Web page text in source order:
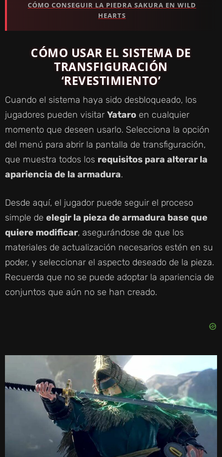
CÓMO CONSEGUIR LA PIEDRA SAKURA EN WILD
HEARTS
CÓMO USAR EL SISTEMA DE
TRANSFIGURACIÓN
‘REVESTIMIENTO’
Cuando el sistema haya sido desbloqueado, los
jugadores pueden visitar Yataro en cualquier
momento que deseen usarlo. Selecciona la opción
del menú para abrir la pantalla de transfiguración,
que muestra todos los requisitos para alterar la
apariencia de la armadura.
Desde aquí, el jugador puede seguir el proceso
simple de elegir la pieza de armadura base que
quiere modificar, asegurándose de que los
materiales de actualización necesarios estén en su
poder, y seleccionar el aspecto deseado de la pieza.
Recuerda que no se puede adoptar la apariencia de
conjuntos que aún no se han creado.